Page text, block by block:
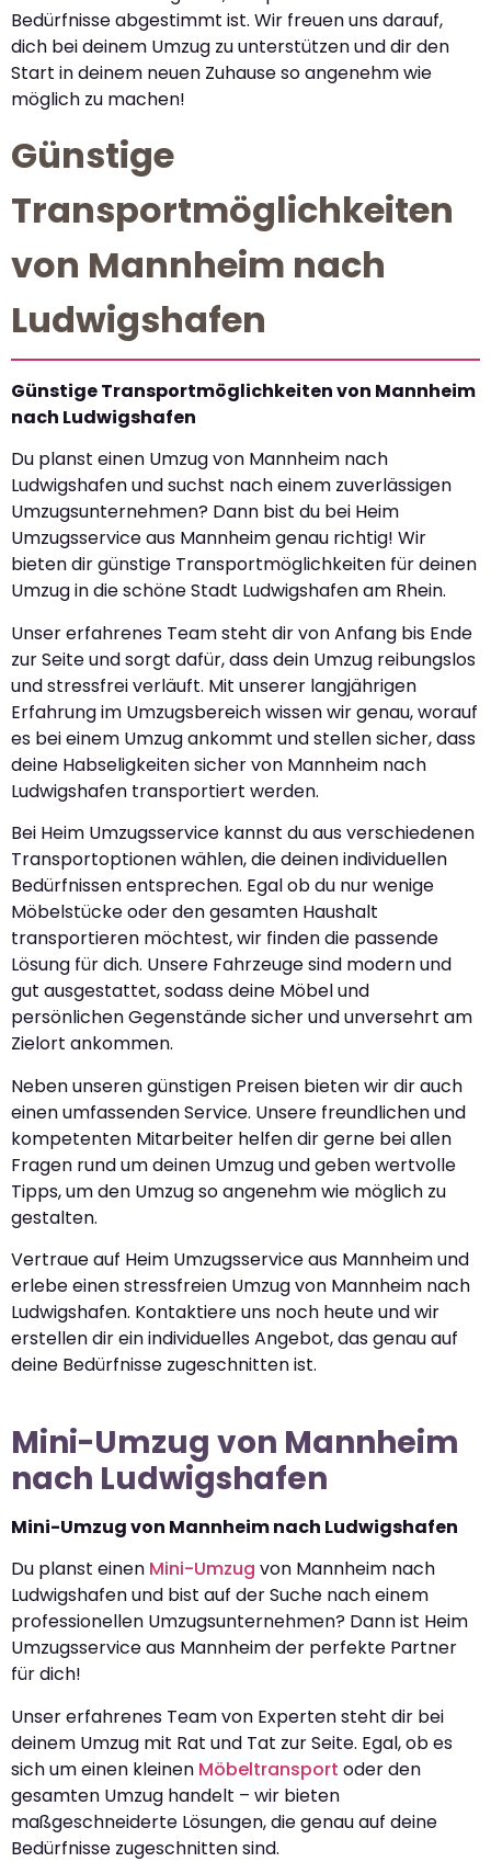
Bedürfnisse abgestimmt ist. Wir freuen uns darauf,
dich bei deinem Umzug zu unterstützen und dir den
Start in deinem neuen Zuhause so angenehm wie
möglich zu machen!
Günstige
Transportmöglichkeiten
von Mannheim nach
Ludwigshafen
Günstige Transportmöglichkeiten von Mannheim
nach Ludwigshafen
Du planst einen Umzug von Mannheim nach
Ludwigshafen und suchst nach einem zuverlässigen
Umzugsunternehmen? Dann bist du bei Heim
Umzugsservice aus Mannheim genau richtig! Wir
bieten dir günstige Transportmöglichkeiten für deinen
Umzug in die schöne Stadt Ludwigshafen am Rhein.
Unser erfahrenes Team steht dir von Anfang bis Ende
zur Seite und sorgt dafür, dass dein Umzug reibungslos
und stressfrei verläuft. Mit unserer langjährigen
Erfahrung im Umzugsbereich wissen wir genau, worauf
es bei einem Umzug ankommt und stellen sicher, dass
deine Habseligkeiten sicher von Mannheim nach
Ludwigshafen transportiert werden.
Bei Heim Umzugsservice kannst du aus verschiedenen
Transportoptionen wählen, die deinen individuellen
Bedürfnissen entsprechen. Egal ob du nur wenige
Möbelstücke oder den gesamten Haushalt
transportieren möchtest, wir finden die passende
Lösung für dich. Unsere Fahrzeuge sind modern und
gut ausgestattet, sodass deine Möbel und
persönlichen Gegenstände sicher und unversehrt am
Zielort ankommen.
Neben unseren günstigen Preisen bieten wir dir auch
einen umfassenden Service. Unsere freundlichen und
kompetenten Mitarbeiter helfen dir gerne bei allen
Fragen rund um deinen Umzug und geben wertvolle
Tipps, um den Umzug so angenehm wie möglich zu
gestalten.
Vertraue auf Heim Umzugsservice aus Mannheim und
erlebe einen stressfreien Umzug von Mannheim nach
Ludwigshafen. Kontaktiere uns noch heute und wir
erstellen dir ein individuelles Angebot, das genau auf
deine Bedürfnisse zugeschnitten ist.
Mini-Umzug von Mannheim
nach Ludwigshafen
Mini-Umzug von Mannheim nach Ludwigshafen
Du planst einen Mini-Umzug von Mannheim nach
Ludwigshafen und bist auf der Suche nach einem
professionellen Umzugsunternehmen? Dann ist Heim
Umzugsservice aus Mannheim der perfekte Partner
für dich!
Unser erfahrenes Team von Experten steht dir bei
deinem Umzug mit Rat und Tat zur Seite. Egal, ob es
sich um einen kleinen Möbeltransport oder den
gesamten Umzug handelt – wir bieten
maßgeschneiderte Lösungen, die genau auf deine
Bedürfnisse zugeschnitten sind.